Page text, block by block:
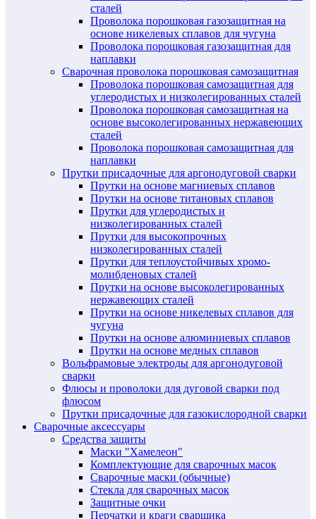
сталей
Проволока порошковая газозащитная на
основе никелевых сплавов для чугуна
Проволока порошковая газозащитная для
наплавки
Сварочная проволока порошковая самозащитная
Проволока порошковая самозащитная для
углеродистых и низколегированных сталей
Проволока порошковая самозащитная на
основе высоколегированных нержавеющих
сталей
Проволока порошковая самозащитная для
наплавки
Прутки присадочные для аргонодуговой сварки
Прутки на основе магниевых сплавов
Прутки на основе титановых сплавов
Прутки для углеродистых и
низколегированных сталей
Прутки для высокопрочных
низколегированных сталей
Прутки для теплоустойчивых хромо-
молибденовых сталей
Прутки на основе высоколегированных
нержавеющих сталей
Прутки на основе никелевых сплавов для
чугуна
Прутки на основе алюминиевых сплавов
Прутки на основе медных сплавов
Вольфрамовые электроды для аргонодуговой
сварки
Флюсы и проволоки для дуговой сварки под
флюсом
Прутки присадочные для газокислородной сварки
Сварочные аксессуары
Средства защиты
Маски "Хамелеон"
Комплектующие для сварочных масок
Сварочные маски (обычные)
Стекла для сварочных масок
Защитные очки
Перчатки и краги сварщика